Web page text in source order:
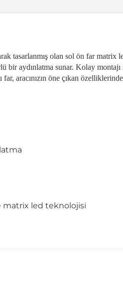
tasarlanmış olan sol ön far matrix
bir aydınlatma sunar. Kolay
aracınızın öne çıkan
matrix led teknolojisi